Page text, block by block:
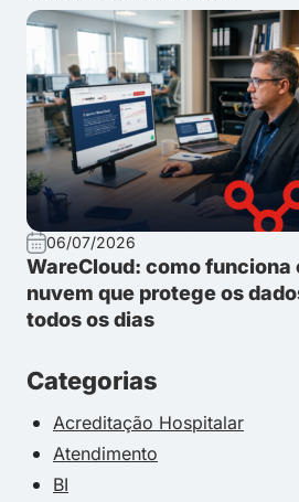
06/07/2026
WareCloud: como funciona
nuvem que protege os
todos os dias
Categorias
Acreditação Hospitalar
Atendimento
BI